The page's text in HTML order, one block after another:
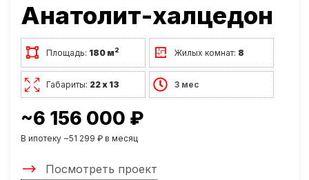
Анатолит-халцедон
Площадь: 180 м2 Жилых комнат: 8
Габариты: 22 х 13 3 мес
~6 156 000 ₽
В ипотеку ~51 299 ₽ в месяц
Посмотреть проект